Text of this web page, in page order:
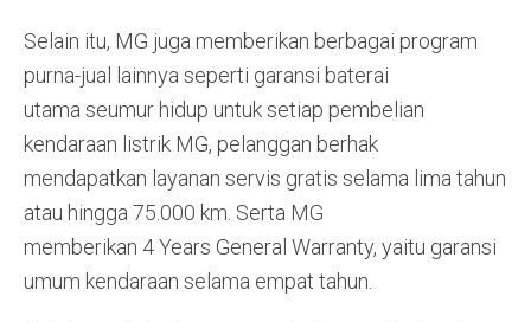
Selain itu, MG juga memberikan berbagai program
purna-jual lainnya seperti garansi baterai
utama seumur hidup untuk setiap pembelian
kendaraan listrik MG, pelanggan berhak
mendapatkan layanan servis gratis selama lima tahun
atau hingga 75.000 km. Serta MG
memberikan 4 Years General Warranty, yaitu garansi
umum kendaraan selama empat tahun.